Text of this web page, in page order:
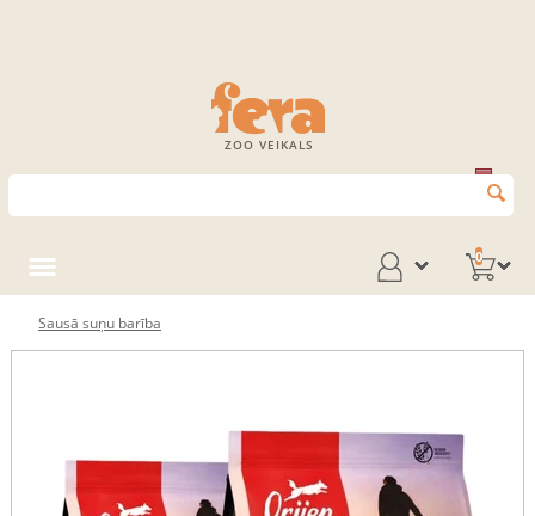
ZOO VEIKALS
0
Sausā suņu barība